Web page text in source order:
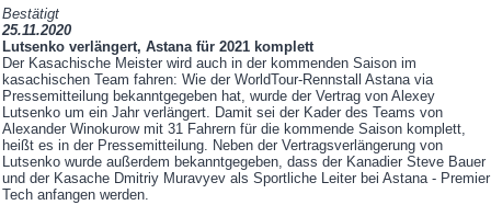
Bestätigt
25.11.2020
Lutsenko verlängert, Astana für 2021 komplett
Der Kasachische Meister wird auch in der kommenden Saison im
kasachischen Team fahren: Wie der WorldTour-Rennstall Astana via
Pressemitteilung bekanntgegeben hat, wurde der Vertrag von Alexey
Lutsenko um ein Jahr verlängert. Damit sei der Kader des Teams von
Alexander Winokurow mit 31 Fahrern für die kommende Saison komplett,
heißt es in der Pressemitteilung. Neben der Vertragsverlängerung von
Lutsenko wurde außerdem bekanntgegeben, dass der Kanadier Steve Bauer
und der Kasache Dmitriy Muravyev als Sportliche Leiter bei Astana - Premier
Tech anfangen werden.